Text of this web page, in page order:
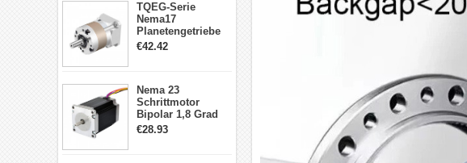
TQEG-Serie
Nema17
Planetengetriebe
5:1 Spiel 15Arc-
€42.42
Nema 23
Schrittmotor
Bipolar 1,8 Grad
2,83Nm 4 A 2,26V
€28.93